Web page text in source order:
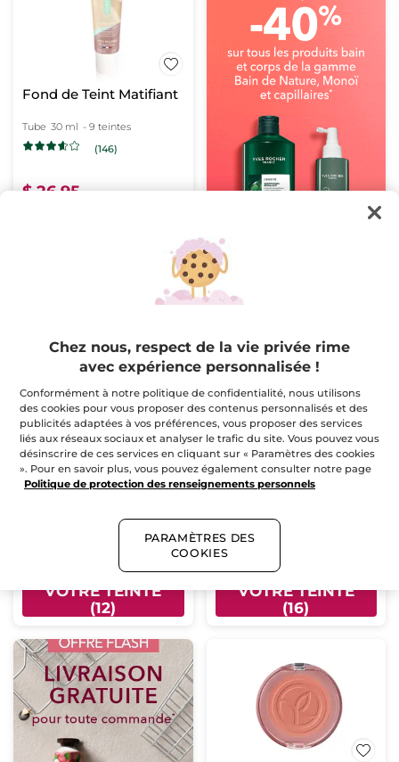
Fond de Teint Matifiant
Tube 30 ml - 9 teintes
(146)
$ 26.95
VOTRE TEINTE (9)
Fond de Teint Sérum
Radiance
Flacon pipette 30 ml
- 12 teintes
(206)
CHOISISSEZ
VOTRE TEINTE
(12)
Fond de teint longue
tenue Zéro Défaut
Flacon pompe 30 ml - 16 teintes
(282)
$ 32.95
CHOISISSEZ
VOTRE TEINTE
(16)
Chez nous, respect de la vie privée rime
avec expérience personnalisée !
Conformément à notre politique de confidentialité, nous utilisons
des cookies pour vous proposer des contenus personnalisés et des
publicités adaptées à vos préférences, vous proposer des services
liés aux réseaux sociaux et analyser le trafic du site. Vous pouvez vous
désinscrire de ces services en cliquant sur « Paramètres des cookies
». Pour en savoir plus, vous pouvez également consulter notre page
Politique de protection des renseignements personnels
PARAMÈTRES DES
COOKIES